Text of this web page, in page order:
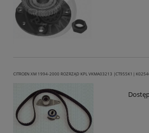
CITROEN XM 1994-2000 ROZRZĄD KPL VKMA03213 |CT955K1|